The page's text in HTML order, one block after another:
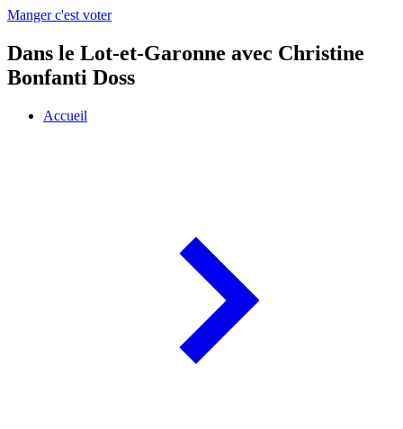
Manger c'est voter
Dans le Lot-et-Garonne avec Christine
Bonfanti Doss
Accueil